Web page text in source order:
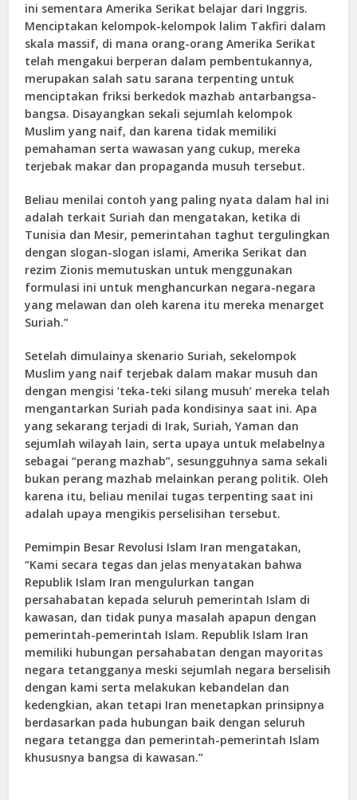
ini sementara Amerika Serikat belajar dari Inggris.
Menciptakan kelompok-kelompok lalim Takfiri dalam
skala massif, di mana orang-orang Amerika Serikat
telah mengakui berperan dalam pembentukannya,
merupakan salah satu sarana terpenting untuk
menciptakan friksi berkedok mazhab antarbangsa-
bangsa. Disayangkan sekali sejumlah kelompok
Muslim yang naif, dan karena tidak memiliki
pemahaman serta wawasan yang cukup, mereka
terjebak makar dan propaganda musuh tersebut.
Beliau menilai contoh yang paling nyata dalam hal ini
adalah terkait Suriah dan mengatakan, ketika di
Tunisia dan Mesir, pemerintahan taghut tergulingkan
dengan slogan-slogan islami, Amerika Serikat dan
rezim Zionis memutuskan untuk menggunakan
formulasi ini untuk menghancurkan negara-negara
yang melawan dan oleh karena itu mereka menarget
Suriah.”
Setelah dimulainya skenario Suriah, sekelompok
Muslim yang naif terjebak dalam makar musuh dan
dengan mengisi ‘teka-teki silang musuh’ mereka telah
mengantarkan Suriah pada kondisinya saat ini. Apa
yang sekarang terjadi di Irak, Suriah, Yaman dan
sejumlah wilayah lain, serta upaya untuk melabelnya
sebagai “perang mazhab”, sesungguhnya sama sekali
bukan perang mazhab melainkan perang politik. Oleh
karena itu, beliau menilai tugas terpenting saat ini
adalah upaya mengikis perselisihan tersebut.
Pemimpin Besar Revolusi Islam Iran mengatakan,
“Kami secara tegas dan jelas menyatakan bahwa
Republik Islam Iran mengulurkan tangan
persahabatan kepada seluruh pemerintah Islam di
kawasan, dan tidak punya masalah apapun dengan
pemerintah-pemerintah Islam. Republik Islam Iran
memiliki hubungan persahabatan dengan mayoritas
negara tetangganya meski sejumlah negara berselisih
dengan kami serta melakukan kebandelan dan
kedengkian, akan tetapi Iran menetapkan prinsipnya
berdasarkan pada hubungan baik dengan seluruh
negara tetangga dan pemerintah-pemerintah Islam
khususnya bangsa di kawasan.”